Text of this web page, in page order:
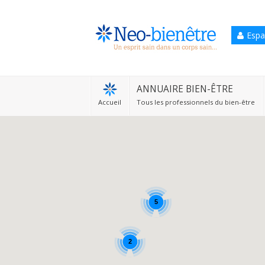
Accueil
ANNUAIRE BIEN-ÊTRE
Tous les professionnels du bien-être
5
2